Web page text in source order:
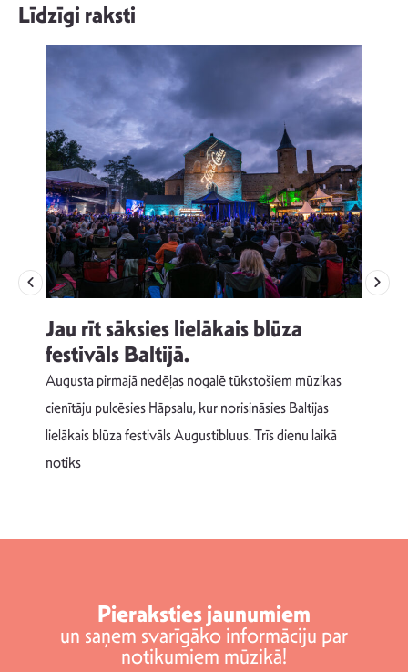
Līdzīgi raksti
Jau rīt sāksies lielākais blūza
festivāls Baltijā.
Augusta pirmajā nedēļas nogalē tūkstošiem mūzikas
cienītāju pulcēsies Hāpsalu, kur norisināsies Baltijas
lielākais blūza festivāls Augustibluus. Trīs dienu laikā
notiks
Pieraksties jaunumiem
un saņem svarīgāko informāciju par
notikumiem mūzikā!